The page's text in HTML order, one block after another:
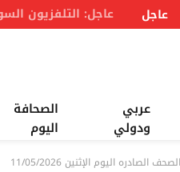
عاجل
عربي
ودولي
الصحافة
اليوم
الصادره اليوم الإثنين 11/05/2026